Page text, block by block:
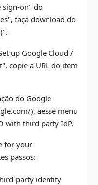
sign-on" do
faça download do
up Google Cloud /
copie a URL do item
do Google
), aesse menu
with third party IdP.
for your
passos:
party identity